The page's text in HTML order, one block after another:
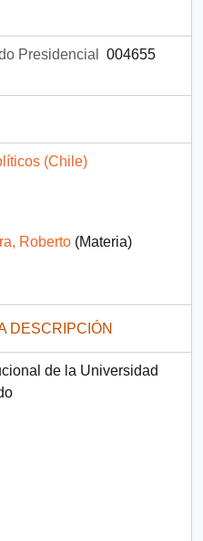
Presidencial 004655
(Chile)
Roberto(Materia)
DESCRIPCIÓN
de la Universidad